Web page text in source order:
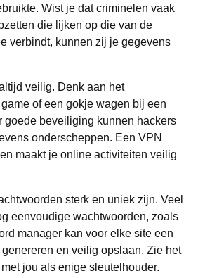
Wist je dat criminelen vaak
die lijken op die van de
verbindt, kunnen zij je gegevens
veilig. Denk aan het
of een gokje wagen bij een
goede beveiliging kunnen hackers
onderscheppen. Een VPN
maakt je online activiteiten veilig
sterk en uniek zijn. Veel
eenvoudige wachtwoorden, zoals
manager kan voor elke site een
en veilig opslaan. Zie het
jou als enige sleutelhouder.